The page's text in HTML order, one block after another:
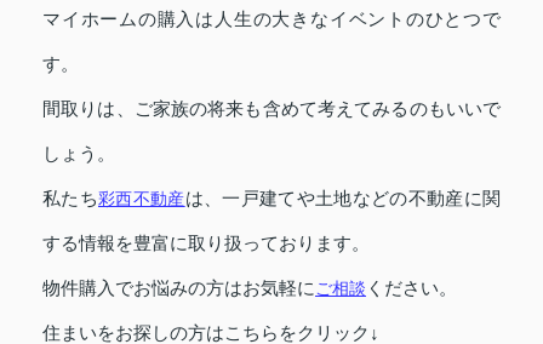
マイホームの購入は人生の大きなイベントのひとつで
す。
間取りは、ご家族の将来も含めて考えてみるのもいいで
しょう。
私たち彩西不動産は、一戸建てや土地などの不動産に関
する情報を豊富に取り扱っております。
物件購入でお悩みの方はお気軽に ご相談 ください。
住まいをお探しの方はこちらをクリック↓